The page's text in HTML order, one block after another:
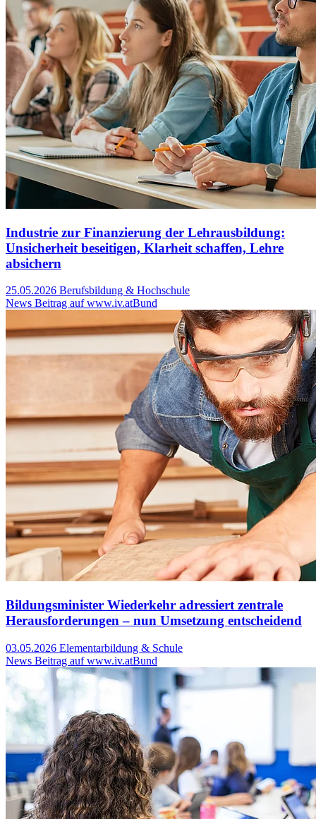
Industrie zur Finanzierung der Lehrausbildung:
Unsicherheit beseitigen, Klarheit schaffen, Lehre
absichern
25.05.2026 Berufsbildung & Hochschule
News Beitrag auf www.iv.atBund
Bildungsminister Wiederkehr adressiert zentrale
Herausforderungen – nun Umsetzung entscheidend
03.05.2026 Elementarbildung & Schule
News Beitrag auf www.iv.atBund